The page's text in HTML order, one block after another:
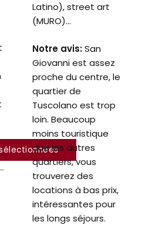
Latino),street art
(MURO)…
Notre avis:San
Giovanni est assez
proche du centre, le
quartier de
Tuscolano est trop
loin. Beaucoup
moins touristique
que les autres
quartiers, vous
trouverez des
locations à bas prix,
intéressantes pour
les longs séjours.